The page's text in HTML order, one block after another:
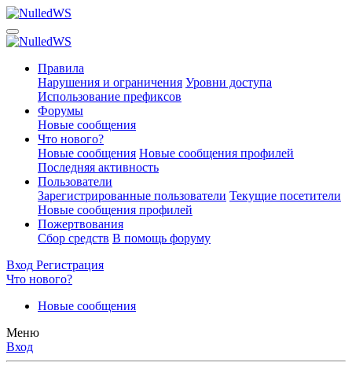
Правила
Нарушения и ограничения Уровни доступа
Использование префиксов
Форумы
Новые сообщения
Что нового?
Новые сообщения Новые сообщения профилей
Последняя активность
Пользователи
Зарегистрированные пользователи Текущие посетители
Новые сообщения профилей
Пожертвования
Сбор средств В помощь форуму
Вход Регистрация
Что нового?
Новые сообщения
Меню
Вход